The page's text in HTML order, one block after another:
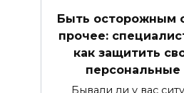
Быть осторожным
прочее:
как защитить
Бывали ли у вас